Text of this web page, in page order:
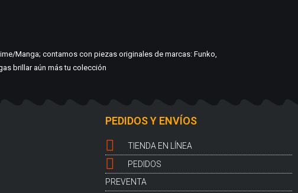
Manga; contamos con piezas originales de marcas: Funko,
brillar aún más tu colección
PEDIDOS Y ENVÍOS
TIENDA EN LÍNEA
PEDIDOS
PREVENTA